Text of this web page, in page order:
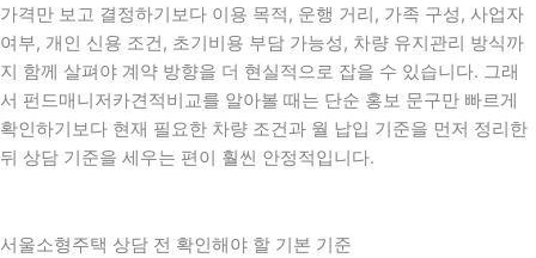
가격만 보고 결정하기보다 이용 목적, 운행 거리, 가족 구성, 사업자
여부, 개인 신용 조건, 초기비용 부담 가능성, 차량 유지관리 방식까
지 함께 살펴야 계약 방향을 더 현실적으로 잡을 수 있습니다. 그래
서 펀드매니저카견적비교를 알아볼 때는 단순 홍보 문구만 빠르게
확인하기보다 현재 필요한 차량 조건과 월 납입 기준을 먼저 정리한
뒤 상담 기준을 세우는 편이 훨씬 안정적입니다.
서울소형주택 상담 전 확인해야 할 기본 기준